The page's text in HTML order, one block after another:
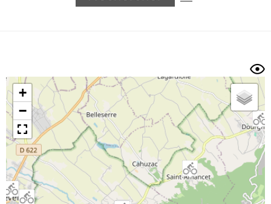
Longueur min/max
Trier par
Horodatage Photos
+
−